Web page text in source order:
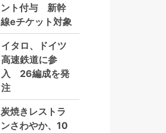
ント付与 新幹
線eチケット対象
イタロ、ドイツ
高速鉄道に参
入 26編成を発
注
炭焼きレストラ
ンさわやか、10